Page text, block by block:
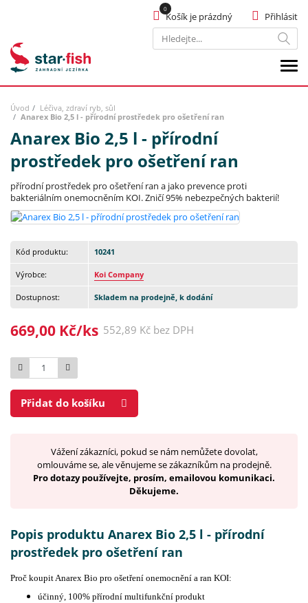
Hledat
Přihlásit
Košík je prázdný
Úvod
Léčiva, zdraví ryb, sůl
Anarex Bio 2,5 l - přírodní prostředek pro ošetření ran
Anarex Bio 2,5 l - přírodní
prostředek pro ošetření ran
přírodní prostředek pro ošetření ran a jako prevence proti
bakteriálním onemocněním KOI. Zničí 95% nebezpečných bakterií!
Kód produktu: 10241
Výrobce: Koi Company
Dostupnost: Skladem na prodejně, k dodání
669,00 Kč/ks 552,89 Kč bez DPH
Počet
Přidat do košíku
Vážení zákazníci, pokud se nám nemůžete dovolat,
omlouváme se, ale věnujeme se zákazníkům na prodejně.
Pro dotazy používejte, prosím, emailovou komunikaci.
Děkujeme.
Popis produktu Anarex Bio 2,5 l - přírodní
prostředek pro ošetření ran
Proč koupit Anarex Bio pro ošetření onemocnění a ran KOI:
účinný, 100% přírodní multifunkční produkt